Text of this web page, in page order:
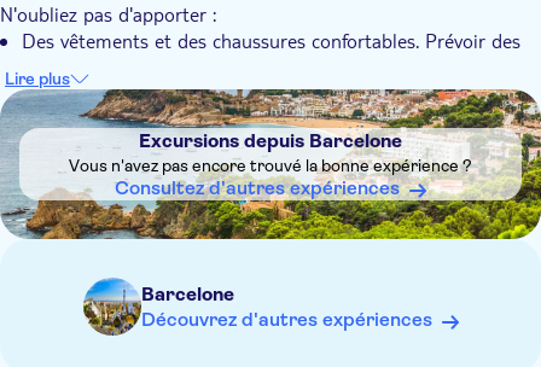
N'oubliez pas d'apporter :
Des vêtements et des chaussures confortables. Prévoir des
vêtements imperméables en cas de mauvais temps.
Lire plus
DSA1Excursions depuis Barcelone
Excursions depuis Barcelone
Vous n'avez pas encore trouvé la bonne expérience ?
Consultez d'autres expériences
Barcelone
Découvrez d'autres expériences